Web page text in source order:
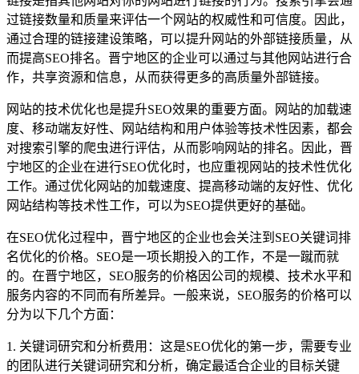
过链接数量和质量来评估一个网站的权威性和可信度。因此，
通过合理的链接建设策略，可以提升网站的外部链接质量，从
而提高SEO排名。晋宁地区的企业可以通过与其他网站进行合
作，共享资源和信息，从而获得更多的高质量外部链接。
网站的技术优化也是提升SEO效果的重要方面。网站的加载速
度、移动端友好性、网站结构和用户体验等技术性因素，都会
对搜索引擎的爬虫进行评估，从而影响网站的排名。因此，晋
宁地区的企业在进行SEO优化时，也应重视网站的技术性优化
工作。通过优化网站的加载速度、提高移动端的友好性、优化
网站结构等技术性工作，可以为SEO提供更好的基础。
在SEO优化过程中，晋宁地区的企业也会关注到SEO关键词排
名优化的价格。SEO是一项长期投入的工作，不是一蹴而就
的。在晋宁地区，SEO服务的价格因公司的规模、技术水平和
服务内容的不同而有所差异。一般来说，SEO服务的价格可以
分为以下几个方面：
1. 关键词研究和分析费用：这是SEO优化的第一步，需要专业
的团队进行关键词研究和分析，确定最适合企业的目标关键